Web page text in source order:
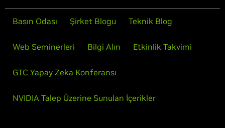
Basın Odası Şirket Blogu Teknik Blog
Web Seminerleri Bilgi Alın Etkinlik Takvimi
GTC Yapay Zeka Konferansı
NVIDIA Talep Üzerine Sunulan İçerikler